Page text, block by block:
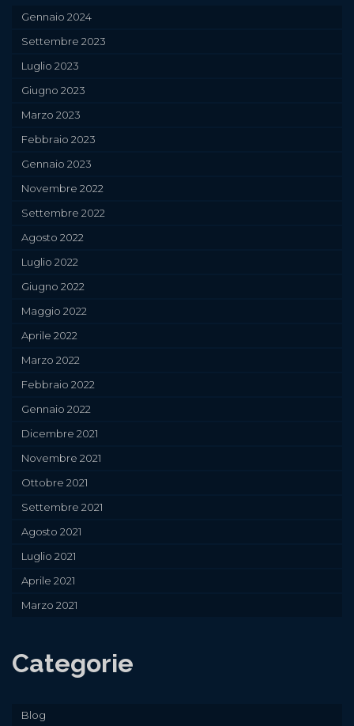
Gennaio 2024
Settembre 2023
Luglio 2023
Giugno 2023
Marzo 2023
Febbraio 2023
Gennaio 2023
Novembre 2022
Settembre 2022
Agosto 2022
Luglio 2022
Giugno 2022
Maggio 2022
Aprile 2022
Marzo 2022
Febbraio 2022
Gennaio 2022
Dicembre 2021
Novembre 2021
Ottobre 2021
Settembre 2021
Agosto 2021
Luglio 2021
Aprile 2021
Marzo 2021
Categorie
Blog